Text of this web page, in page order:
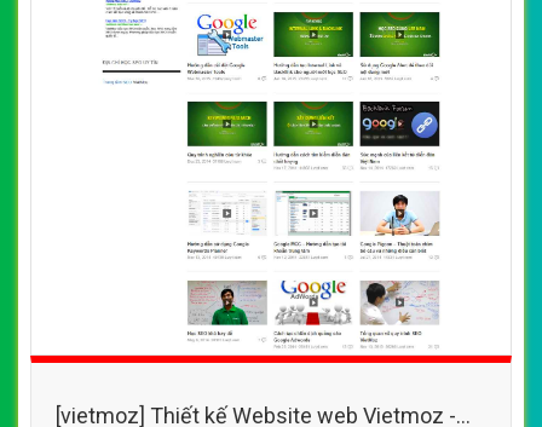
[vietmoz] Thiết kế Website web Vietmoz -